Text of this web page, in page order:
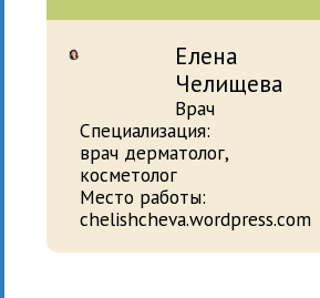
Елена
Челищева
Врач
Специализация:
врач дерматолог,
косметолог
Место работы:
chelishcheva.wordpress.com